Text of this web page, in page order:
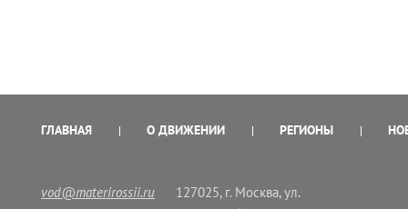
ГЛАВНАЯ О ДВИЖЕНИИ РЕГИОНЫ
vod@materirossii.ru
127025, г. Москва, ул.